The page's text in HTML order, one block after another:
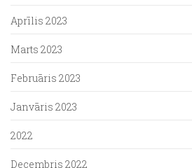
Aprīlis 2023
Marts 2023
Februāris 2023
Janvāris 2023
2022
Decembris 2022